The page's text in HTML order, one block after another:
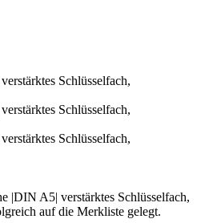
|DIN A5| verstärktes Schlüsselfach,
auf die Merkliste gelegt.